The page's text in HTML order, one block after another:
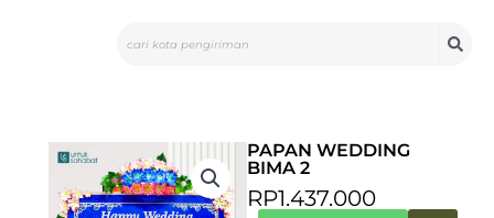
PAPAN WEDDING
BIMA 2
RP1.437.000